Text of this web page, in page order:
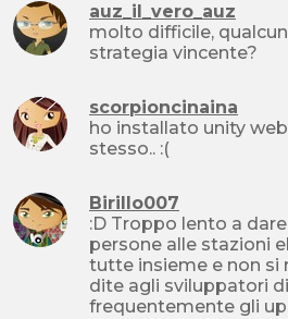
auz_il_vero_auz
molto difficile,
strategia vincente?
scorpioncinaina
ho installato unity
stesso.. :(
Birillo007
:D Troppo lento a
persone alle stazioni
tutte insieme e non si
dite agli sviluppatori
frequentemente gli